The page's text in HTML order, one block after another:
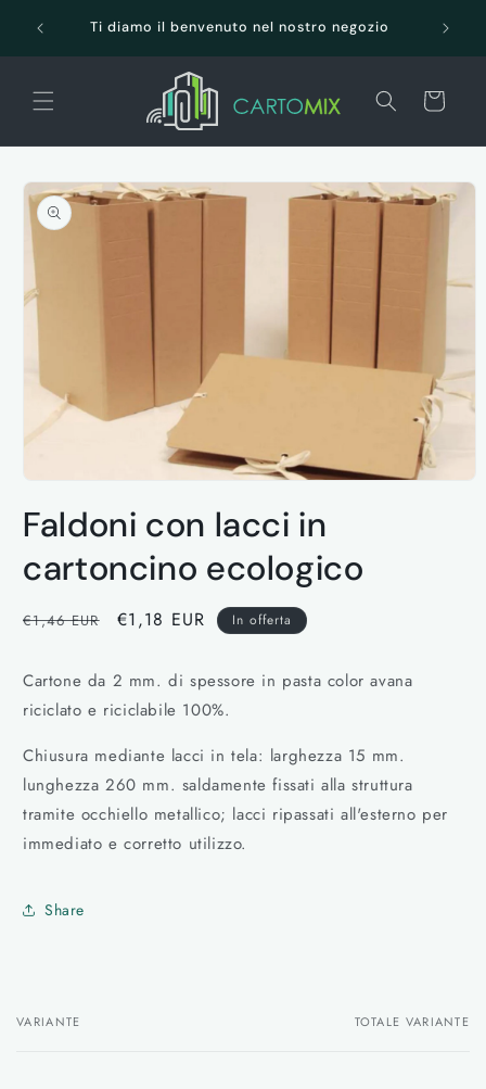
direttamenteTi diamo il benvenuto nel nostro negozio
Carrello
Passa alle
informazioni
sul prodotto
multimediali
1
finestra
modale
Faldoni con lacci in
cartoncino ecologico
Prezzo
listino
€1,46 EUR
Prezzo
€1,18 EUR In offerta
Cartone da 2 mm. di spessore in pasta color avana
riciclato e riciclabile 100%.
Chiusura mediante lacci in tela: larghezza 15 mm.
lunghezza 260 mm. saldamente fissati alla struttura
tramite occhiello metallico; lacci ripassati all'esterno per
immediato e corretto utilizzo.
Share
Il
VARIANTE TOTALE VARIANTE